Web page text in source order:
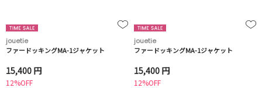
jouetie
ファードッキングMA-1ジャケット
15,400 円
12%OFF
jouetie
ファードッキングMA-1ジャケット
15,400 円
12%OFF